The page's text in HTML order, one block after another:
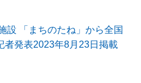
設 「まちのたね」から全国
者発表2023年8月23日掲載